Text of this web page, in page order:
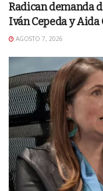
Radican demanda
Iván Cepeda y
AGOSTO 7, 2026